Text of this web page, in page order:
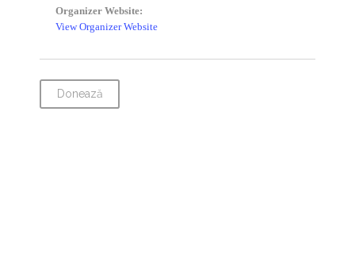
Organizer Website:
View Organizer Website
Donează